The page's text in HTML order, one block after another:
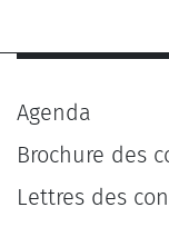
Agenda
Brochure des
Lettres des